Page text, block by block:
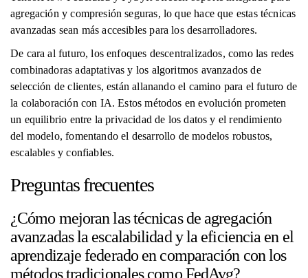
agregación y compresión seguras, lo que hace que estas técnicas
avanzadas sean más accesibles para los desarrolladores.
De cara al futuro, los enfoques descentralizados, como las redes
combinadoras adaptativas y los algoritmos avanzados de
selección de clientes, están allanando el camino para el futuro de
la colaboración con IA. Estos métodos en evolución prometen
un equilibrio entre la privacidad de los datos y el rendimiento
del modelo, fomentando el desarrollo de modelos robustos,
escalables y confiables.
Preguntas frecuentes
¿Cómo mejoran las técnicas de agregación
avanzadas la escalabilidad y la eficiencia en el
aprendizaje federado en comparación con los
métodos tradicionales como FedAvg?